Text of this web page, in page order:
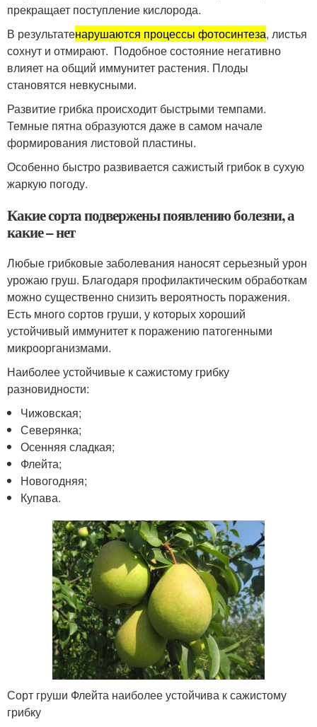
прекращает поступление кислорода.
В результатенарушаются процессы фотосинтеза, листья
сохнут и отмирают. Подобное состояние негативно
влияет на общий иммунитет растения. Плоды
становятся невкусными.
Развитие грибка происходит быстрыми темпами.
Темные пятна образуются даже в самом начале
формирования листовой пластины.
Особенно быстро развивается сажистый грибок в сухую
жаркую погоду.
Какие сорта подвержены появлению болезни, а
какие – нет
Любые грибковые заболевания наносят серьезный урон
урожаю груш. Благодаря профилактическим обработкам
можно существенно снизить вероятность поражения.
Есть много сортов груши, у которых хороший
устойчивый иммунитет к поражению патогенными
микроорганизмами.
Наиболее устойчивые к сажистому грибку
разновидности:
Чижовская;
Северянка;
Осенняя сладкая;
Флейта;
Новогодняя;
Купава.
Сорт груши Флейта наиболее устойчива к сажистому
грибку